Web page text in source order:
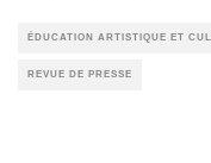
ÉDUCATION ARTISTIQUE ET
REVUE DE PRESSE